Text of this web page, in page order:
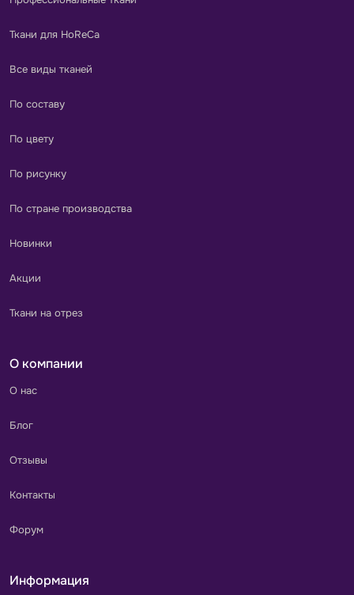
Ткани для HoReCa
Все виды тканей
По составу
По цвету
По рисунку
По стране производства
Новинки
Акции
Ткани на отрез
О компании
О нас
Блог
Отзывы
Контакты
Форум
Информация